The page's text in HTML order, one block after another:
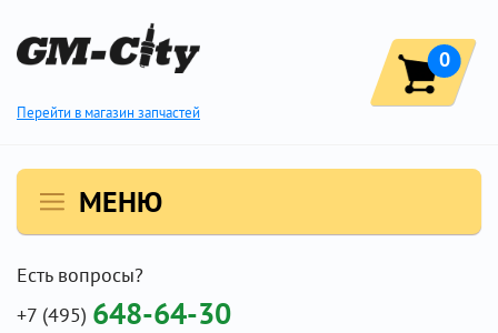
Перейти в магазин запчастей
0
МЕНЮ
Есть вопросы?
+7 (495) 648-64-30